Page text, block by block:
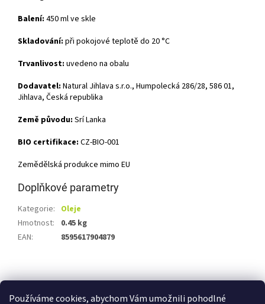
Používáme cookies, abychom Vám umožnili pohodlné
Balení: 450 ml ve skle
Skladování: při pokojové teplotě do 20 °C
Trvanlivost: uvedeno na obalu
Dodavatel: Natural Jihlava s.r.o., Humpolecká 286/28, 586 01,
Jihlava, Česká republika
Země původu: Srí Lanka
BIO certifikace: CZ-BIO-001
Zemědělská produkce mimo EU
Doplňkové parametry
Kategorie: Oleje
Hmotnost:
0.45 kg
EAN: 8595617904879
á